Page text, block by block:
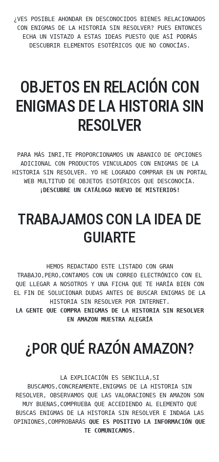
¿VES POSIBLE AHONDAR EN DESCONOCIDOS BIENES RELACIONADOS
CON ENIGMAS DE LA HISTORIA SIN RESOLVER? PUES ENTONCES
ECHA UN VISTAZO A ESTAS IDEAS PUESTO QUE ASÍ PODRÁS
DESCUBRIR ELEMENTOS ESOTÉRICOS QUE NO CONOCÍAS.
OBJETOS EN RELACIÓN CON
ENIGMAS DE LA HISTORIA SIN
RESOLVER
PARA MÁS INRI,TE PROPORCIONAMOS UN ABANICO DE OPCIONES
ADICIONAL CON PRODUCTOS VINCULADOS CON ENIGMAS DE LA
HISTORIA SIN RESOLVER. YO HE LOGRADO COMPRAR EN UN PORTAL
WEB MULTITUD DE OBJETOS ESOTÉRICOS QUE DESCONOCÍA.
¡DESCUBRE UN CATÁLOGO NUEVO DE MISTERIOS!
TRABAJAMOS CON LA IDEA DE
GUIARTE
HEMOS REDACTADO ESTE LISTADO CON GRAN
TRABAJO,PERO,CONTAMOS CON UN CORREO ELECTRÓNICO CON EL
QUE LLEGAR A NOSOTROS Y UNA FICHA QUE TE HARÍA BIEN CON
EL FIN DE SOLUCIONAR DUDAS ANTES DE BUSCAR ENIGMAS DE LA
HISTORIA SIN RESOLVER POR INTERNET.
LA GENTE QUE COMPRA ENIGMAS DE LA HISTORIA SIN RESOLVER
EN AMAZON MUESTRA ALEGRÍA
¿POR QUÉ RAZÓN AMAZON?
LA EXPLICACIÓN ES SENCILLA,SI
BUSCAMOS,CONCREAMENTE,ENIGMAS DE LA HISTORIA SIN
RESOLVER, OBSERVAMOS QUE LAS VALORACIONES EN AMAZON SON
MUY BUENAS,COMPRUEBA QUE ACCEDIENDO AL ELEMENTO QUE
BUSCAS ENIGMAS DE LA HISTORIA SIN RESOLVER E INDAGA LAS
OPINIONES,COMPROBARÁS QUE ES POSITIVO LA INFORMACIÓN QUE
TE COMUNICAMOS.